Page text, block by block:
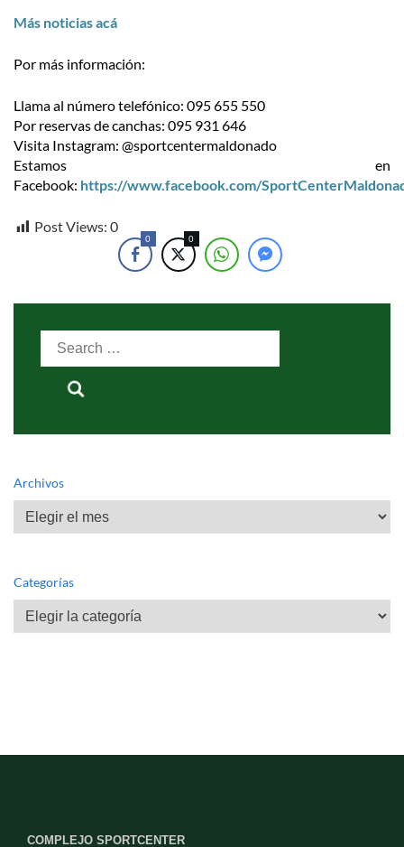
Más noticias acá
Por más información:
Llama al número telefónico: 095 655 550
Por reservas de canchas: 095 931 646
Visita Instagram: @sportcentermaldonado
Estamos en
Facebook: https://www.facebook.com/
Post Views: 0
0 0
Search
Archivos
Archivos
Categorías
Categorías
COMPLEJO SPORTCENTER